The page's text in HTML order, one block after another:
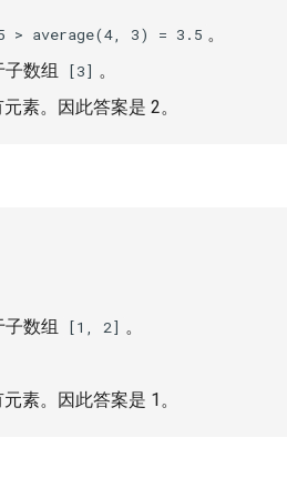
> average(4, 3) = 3.5 。
数组 [3] 。
素。因此答案是 2。
数组 [1, 2] 。
素。因此答案是 1。